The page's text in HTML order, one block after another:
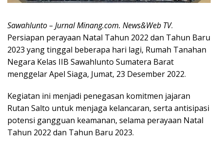
Sawahlunto – Jurnal Minang.com. News&Web TV.
Persiapan perayaan Natal Tahun 2022 dan Tahun Baru
2023 yang tinggal beberapa hari lagi, Rumah Tanahan
Negara Kelas IIB Sawahlunto Sumatera Barat
menggelar Apel Siaga, Jumat, 23 Desember 2022.
Kegiatan ini menjadi penegasan komitmen jajaran
Rutan Salto untuk menjaga kelancaran, serta antisipasi
potensi gangguan keamanan, selama perayaan Natal
Tahun 2022 dan Tahun Baru 2023.